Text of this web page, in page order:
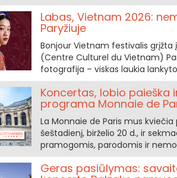
Labas, Vietnam 2026:
Paryžiuje
Bonjour Vietnam festivalis
(Centre Culturel du Vietnam)
fotografija – viskas laukia
Koncertas, lobio paieška
programa Monnaie de
La Monnaie de Paris mus
šeštadienį, birželio 20 d., ir
pramogomis, parodomis ir
Geras pasiūlymas: